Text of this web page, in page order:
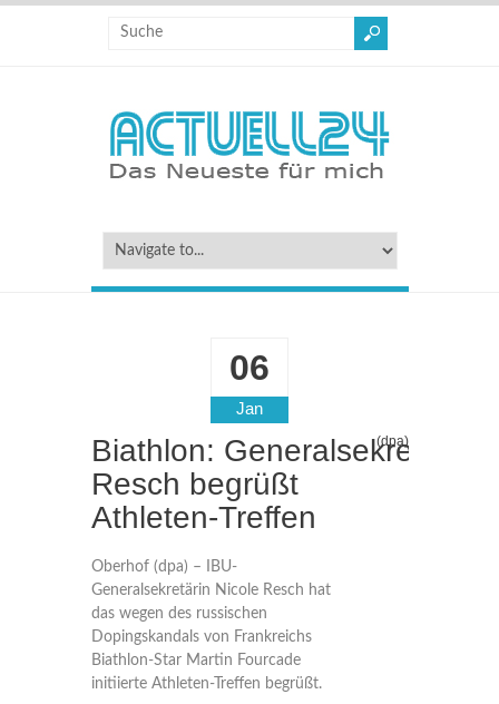
06
Jan
Biathlon: Generalsekretärin
Resch begrüßt
Athleten-Treffen
(dpa)
Oberhof (dpa) – IBU-
Generalsekretärin Nicole Resch hat
das wegen des russischen
Dopingskandals von Frankreichs
Biathlon-Star Martin Fourcade
initiierte Athleten-Treffen begrüßt.